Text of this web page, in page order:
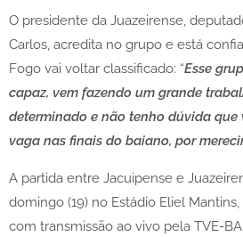
O presidente da Juazeirense,
Carlos, acredita no grupo e está
Fogo vai voltar classificado: “Esse
capaz, vem fazendo um grande
determinado e não tenho dúvida que
vaga nas finais do baiano, por
A partida entre Jacuipense e
domingo (19) no Estádio Eliel
com transmissão ao vivo pela TVE-BA.